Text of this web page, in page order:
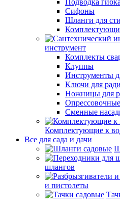
Подводка
Сифоны
Шланги для
инструмент
Комплекты
Клуппы
Инструменты
Ключи для
Ножницы для
Сменные
Комплектующие к
Все для сада и дачи
шлангов
и пистолеты